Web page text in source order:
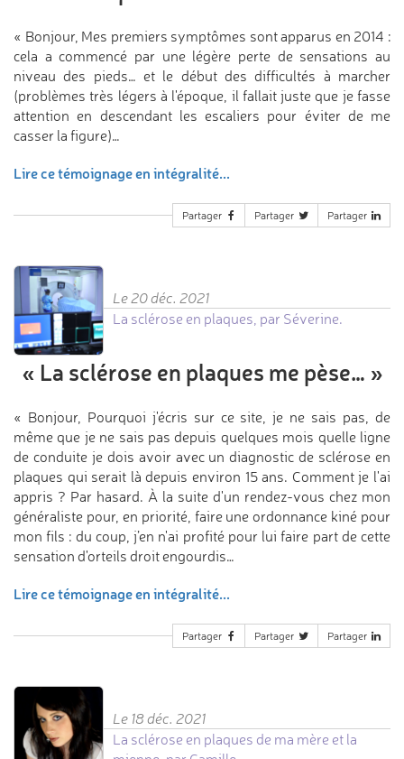
« Bonjour, Mes premiers symptômes sont apparus en 2014 :
cela a commencé par une légère perte de sensations au
niveau des pieds… et le début des difficultés à marcher
(problèmes très légers à l'époque, il fallait juste que je fasse
attention en descendant les escaliers pour éviter de me
casser la figure)…
Lire ce témoignage en intégralité...
Partager Partager Partager
Le 20 déc. 2021
La sclérose en plaques, par Séverine.
« La sclérose en plaques me pèse… »
« Bonjour, Pourquoi j'écris sur ce site, je ne sais pas, de
même que je ne sais pas depuis quelques mois quelle ligne
de conduite je dois avoir avec un diagnostic de sclérose en
plaques qui serait là depuis environ 15 ans. Comment je l'ai
appris ? Par hasard. À la suite d'un rendez-vous chez mon
généraliste pour, en priorité, faire une ordonnance kiné pour
mon fils : du coup, j’en n'ai profité pour lui faire part de cette
sensation d'orteils droit engourdis…
Lire ce témoignage en intégralité...
Partager Partager Partager
Le 18 déc. 2021
La sclérose en plaques de ma mère et la